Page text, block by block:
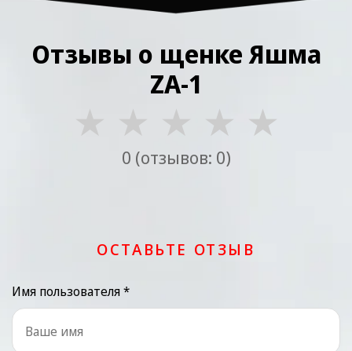
Отзывы о щенке Яшма
ZA-1
★ ★ ★ ★ ★
0 (отзывов: 0)
ОСТАВЬТЕ ОТЗЫВ
Имя пользователя *